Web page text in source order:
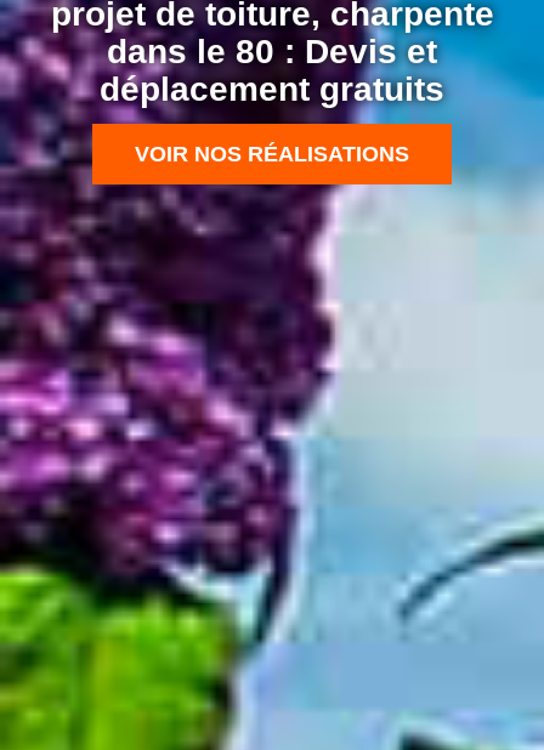
projet de toiture, charpente
dans le 80 : Devis et
déplacement gratuits
VOIR NOS RÉALISATIONS